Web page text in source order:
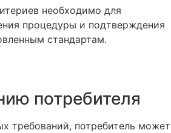
необходимо для
процедуры и подтверждения
стандартам.
потребителя
требований, потребитель может